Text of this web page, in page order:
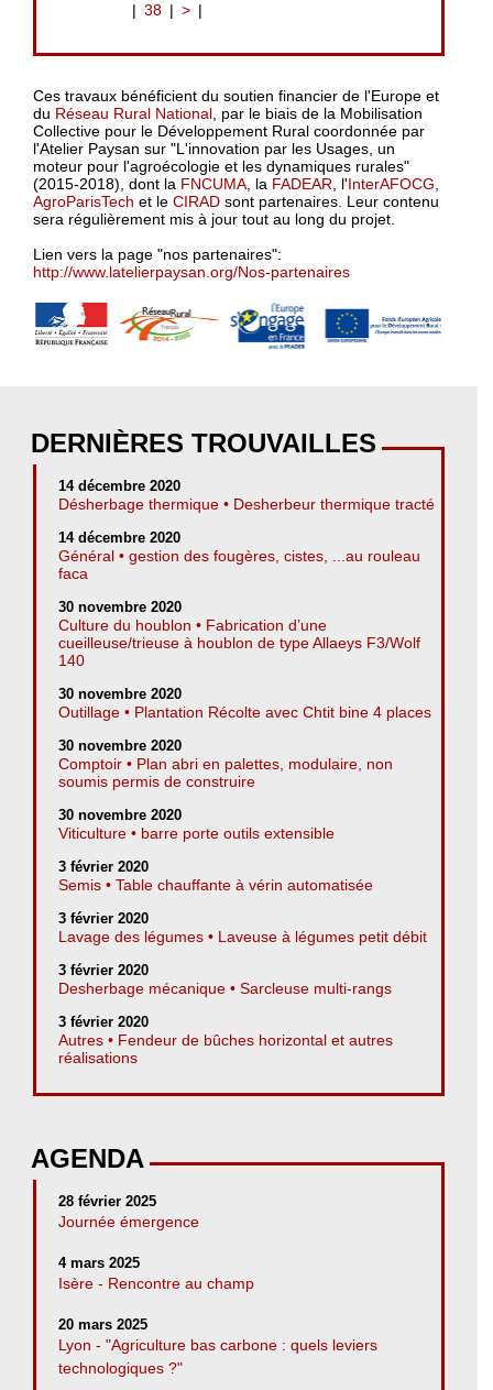
38
>
Ces travaux bénéficient du soutien financier de l'Europe et
du Réseau Rural National, par le biais de la Mobilisation
Collective pour le Développement Rural coordonnée par
l'Atelier Paysan sur "L'innovation par les Usages, un
moteur pour l'agroécologie et les dynamiques rurales"
(2015-2018), dont la FNCUMA, la FADEAR, l'InterAFOCG,
AgroParisTech et le CIRAD sont partenaires. Leur contenu
sera régulièrement mis à jour tout au long du projet.
Lien vers la page "nos partenaires":
http://www.latelierpaysan.org/Nos-partenaires
DERNIÈRES TROUVAILLES
14 décembre 2020
Désherbage thermique • Desherbeur thermique tracté
14 décembre 2020
Général • gestion des fougères, cistes, ...au rouleau
faca
30 novembre 2020
Culture du houblon • Fabrication d’une
cueilleuse/trieuse à houblon de type Allaeys F3/Wolf
140
30 novembre 2020
Outillage • Plantation Récolte avec Chtit bine 4 places
30 novembre 2020
Comptoir • Plan abri en palettes, modulaire, non
soumis permis de construire
30 novembre 2020
Viticulture • barre porte outils extensible
3 février 2020
Semis • Table chauffante à vérin automatisée
3 février 2020
Lavage des légumes • Laveuse à légumes petit débit
3 février 2020
Desherbage mécanique • Sarcleuse multi-rangs
3 février 2020
Autres • Fendeur de bûches horizontal et autres
réalisations
AGENDA
28 février 2025
Journée émergence
4 mars 2025
Isère - Rencontre au champ
20 mars 2025
Lyon - "Agriculture bas carbone : quels leviers
technologiques ?"